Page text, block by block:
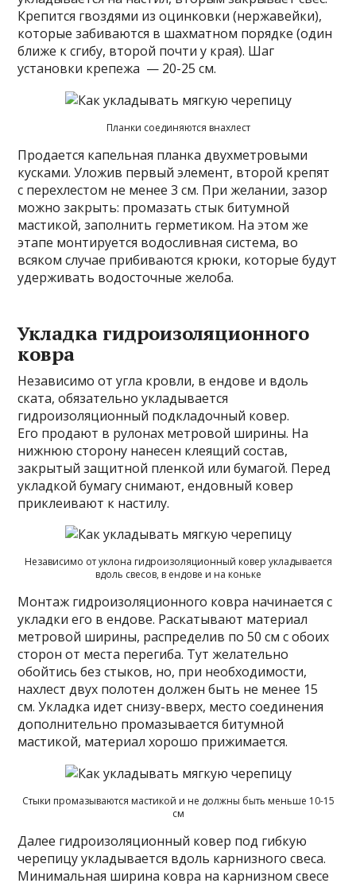
Крепится гвоздями из оцинковки (нержавейки),
которые забиваются в шахматном порядке (один
ближе к сгибу, второй почти у края). Шаг
установки крепежа — 20-25 см.
Планки соединяются внахлест
Продается капельная планка двухметровыми
кусками. Уложив первый элемент, второй крепят
с перехлестом не менее 3 см. При желании, зазор
можно закрыть: промазать стык битумной
мастикой, заполнить герметиком. На этом же
этапе монтируется водосливная система, во
всяком случае прибиваются крюки, которые будут
удерживать водосточные желоба.
Укладка гидроизоляционного
ковра
Независимо от угла кровли, в ендове и вдоль
ската, обязательно укладывается
гидроизоляционный подкладочный ковер.
Его продают в рулонах метровой ширины. На
нижнюю сторону нанесен клеящий состав,
закрытый защитной пленкой или бумагой. Перед
укладкой бумагу снимают, ендовный ковер
приклеивают к настилу.
Независимо от уклона гидроизоляционный ковер укладывается
вдоль свесов, в ендове и на коньке
Монтаж гидроизоляционного ковра начинается с
укладки его в ендове. Раскатывают материал
метровой ширины, распределив по 50 см с обоих
сторон от места перегиба. Тут желательно
обойтись без стыков, но, при необходимости,
нахлест двух полотен должен быть не менее 15
см. Укладка идет снизу-вверх, место соединения
дополнительно промазывается битумной
мастикой, материал хорошо прижимается.
Стыки промазываются мастикой и не должны быть меньше 10-15
см
Далее гидроизоляционный ковер под гибкую
черепицу укладывается вдоль карнизного свеса.
Минимальная ширина ковра на карнизном свесе